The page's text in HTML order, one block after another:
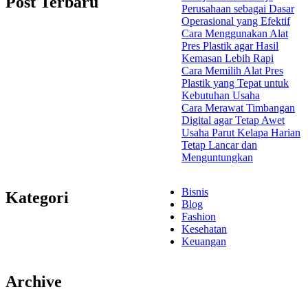
Perusahaan sebagai Dasar
Operasional yang Efektif
Cara Menggunakan Alat
Pres Plastik agar Hasil
Kemasan Lebih Rapi
Cara Memilih Alat Pres
Plastik yang Tepat untuk
Kebutuhan Usaha
Cara Merawat Timbangan
Digital agar Tetap Awet
Usaha Parut Kelapa Harian
Tetap Lancar dan
Menguntungkan
Kategori
Bisnis
Blog
Fashion
Kesehatan
Keuangan
Archive